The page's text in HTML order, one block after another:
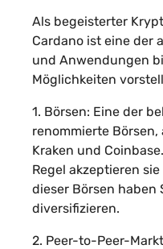
Als begeisterter
Cardano ist eine der
und Anwendungen
Möglichkeiten
1. Börsen: Eine der
renommierte
Kraken und
Regel akzeptieren
dieser Börsen haben
diversifizieren.
2. Peer-to-Peer-